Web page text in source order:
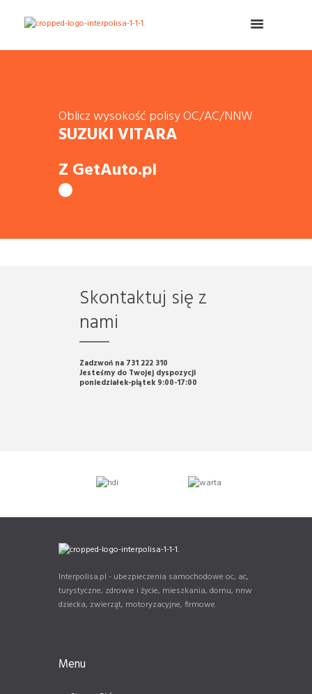
Oblicz wysokość polisy OC/AC/NNW
SUZUKI VITARA
Z GetAuto.pl
Skontaktuj się z
nami
Zadzwoń na 731 222 310
Jesteśmy do Twojej dyspozycji
poniedziałek-piątek 9:00-17:00
Interpolisa.pl - ubezpieczenia samochodowe oc, ac,
turystyczne, zdrowie i życie, mieszkania, domu, nnw
dziecka, zwierząt, motoryzacyjne, firmowe.
Menu